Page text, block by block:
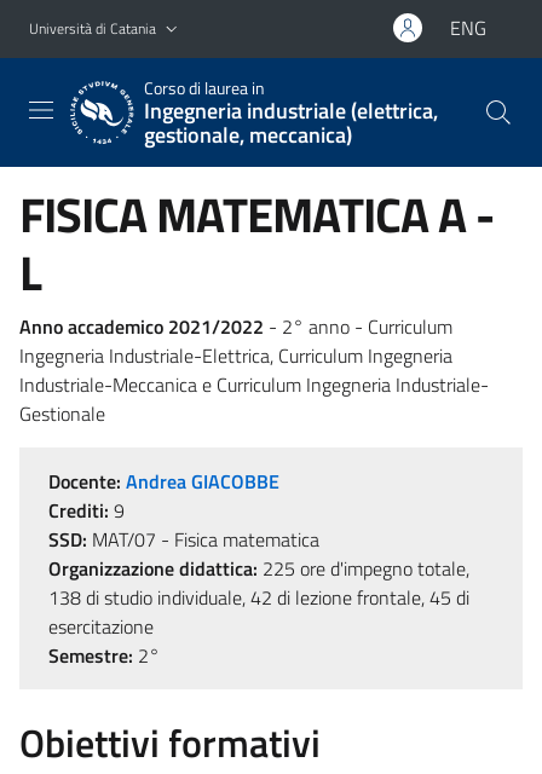
Vai al contenuto principale
Vai al menu di navigazione
Università di Catania ENG
Corso di laurea in
Ingegneria industriale (elettrica,
gestionale, meccanica)
FISICA MATEMATICA A -
L
Anno accademico 2021/2022 - 2° anno - Curriculum
Ingegneria Industriale-Elettrica, Curriculum Ingegneria
Industriale-Meccanica e Curriculum Ingegneria Industriale-
Gestionale
Docente: Andrea GIACOBBE
Crediti: 9
SSD: MAT/07 - Fisica matematica
Organizzazione didattica: 225 ore d'impegno totale,
138 di studio individuale, 42 di lezione frontale, 45 di
esercitazione
Semestre: 2°
Obiettivi formativi